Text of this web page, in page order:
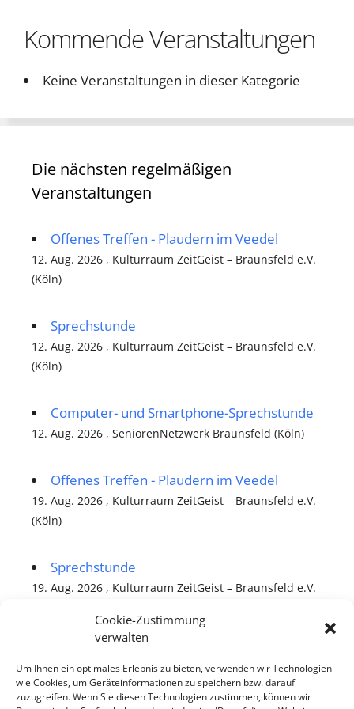
Cookie-Zustimmung
verwalten
Um Ihnen ein optimales Erlebnis zu bieten, verwenden wir Technologien
wie Cookies, um Geräteinformationen zu speichern bzw. darauf
zuzugreifen. Wenn Sie diesen Technologien zustimmen, können wir
Kommende Veranstaltungen
Keine Veranstaltungen in dieser Kategorie
Die nächsten regelmäßigen
Veranstaltungen
Offenes Treffen - Plaudern im Veedel
12. Aug. 2026 , Kulturraum ZeitGeist – Braunsfeld e.V.
(Köln)
Sprechstunde
12. Aug. 2026 , Kulturraum ZeitGeist – Braunsfeld e.V.
(Köln)
Computer- und Smartphone-Sprechstunde
12. Aug. 2026 , SeniorenNetzwerk Braunsfeld (Köln)
Offenes Treffen - Plaudern im Veedel
19. Aug. 2026 , Kulturraum ZeitGeist – Braunsfeld e.V.
(Köln)
Sprechstunde
19. Aug. 2026 , Kulturraum ZeitGeist – Braunsfeld e.V.